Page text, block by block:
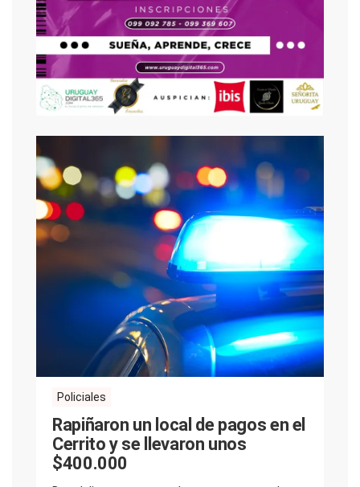
Policiales
Rapiñaron un local de pagos en el
Cerrito y se llevaron unos
$400.000